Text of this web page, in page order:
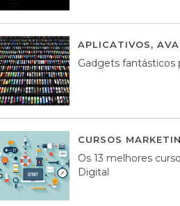
APLICATIVOS,
Gadgets fantásticos
CURSOS
Os 13 melhores
Digital